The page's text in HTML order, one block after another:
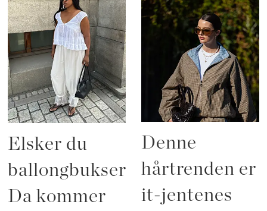
Elsker du
ballongbukser?
Da kommer
Denne
hårtrenden er
it-jentenes